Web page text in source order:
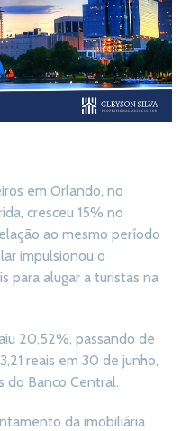
em Orlando, no
cresceu 15% no
ao mesmo período
impulsionou o
para alugar a turistas na
20,52%, passando de
reais em 30 de junho,
do Banco Central.
da imobiliária